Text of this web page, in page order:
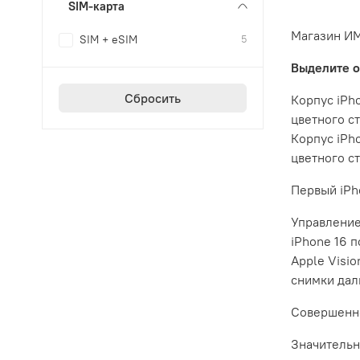
Магазин
Выделите
Корпус
цветного
Корпус
цветного
Первый
iPhone 16
Apple
снимки
SIM-карта
SIM + eSIM 5
Сбросить